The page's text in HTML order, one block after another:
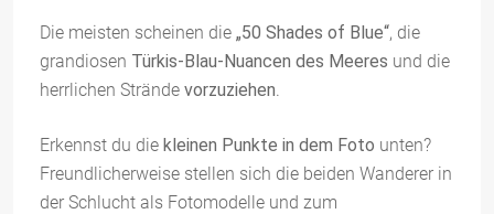
Die meisten scheinen die „50 Shades of Blue“, die
grandiosen Türkis-Blau-Nuancen des Meeres und die
herrlichen Strände vorzuziehen.
Erkennst du die kleinen Punkte in dem Foto unten?
Freundlicherweise stellen sich die beiden Wanderer in
der Schlucht als Fotomodelle und zum